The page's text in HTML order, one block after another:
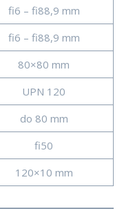
fi6 – fi88,9 mm
fi6 – fi88,9 mm
80×80 mm
UPN 120
do 80 mm
fi50
120×10 mm